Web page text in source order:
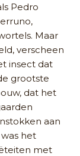
Pedro
Maar
verscheen
insect dat
grootste
dat het
aan
het
met